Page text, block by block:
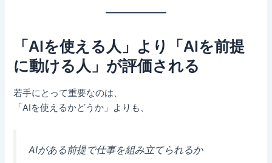
「AIを使える人」より「AIを前提
に動ける人」が評価される
若手にとって重要なのは、
「AIを使えるかどうか」よりも、
AIがある前提で仕事を組み立てられるか